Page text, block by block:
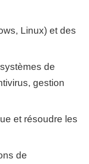
Linux) et des
de
gestion
et résoudre les
de